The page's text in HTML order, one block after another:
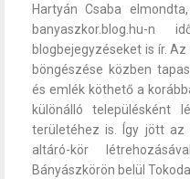
Hartyán Csaba
banyaszkor.blog.hu-n
blogbejegyzéseket is ír.
böngészése közben
és emlék köthető a
különálló településként
területéhez is. Így jött az
altáró-kör
Bányászkörön belül